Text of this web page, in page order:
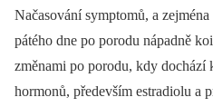
Načasování symptomů, a
pátého dne po porodu nápadně
změnami po porodu, kdy dochází
hormonů, především estradiolu a